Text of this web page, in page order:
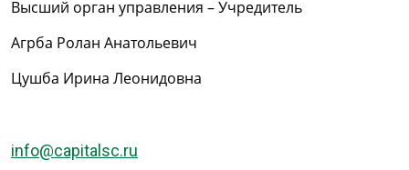
Высший орган управления – Учредитель
Агрба Ролан Анатольевич
Цушба Ирина Леонидовна
info@capitalsc.ru